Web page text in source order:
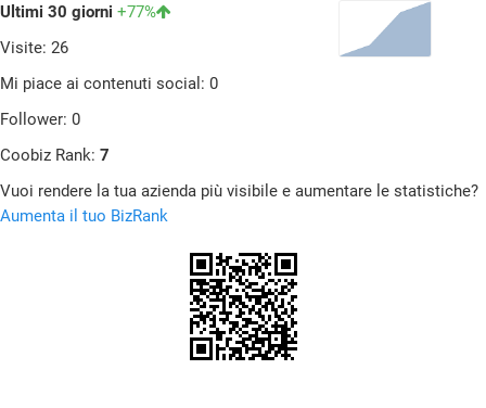
Ultimi 30 giorni +77%
Visite: 26
Mi piace ai contenuti social: 0
Follower: 0
Coobiz Rank: 7
Vuoi rendere la tua azienda più visibile e aumentare le statistiche?
Aumenta il tuo BizRank